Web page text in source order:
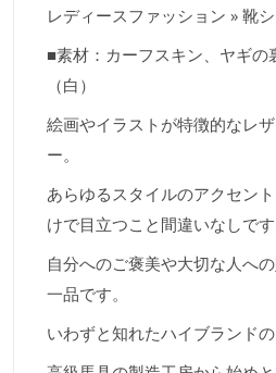
レディースファッション » 靴
■素材：カーフスキン、ヤギの
（白）
絵画やイラストが特徴的なレ
ー。
あらゆるスタイルのアクセン
けで目立つこと間違いなしです
自分へのご褒美や大切な人へ
一品です。
いわずと知れたハイブランドの